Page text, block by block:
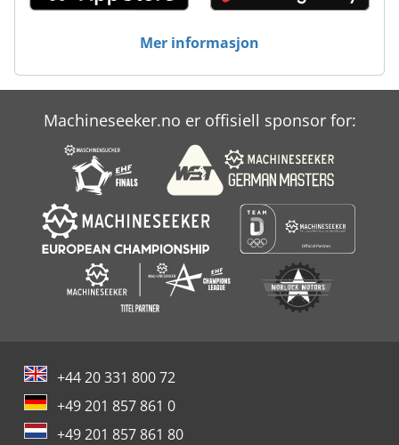
Mer informasjon
Machineseeker.no er offisiell sponsor for:
+44 20 331 800 72
+49 201 857 861 0
+49 201 857 861 80